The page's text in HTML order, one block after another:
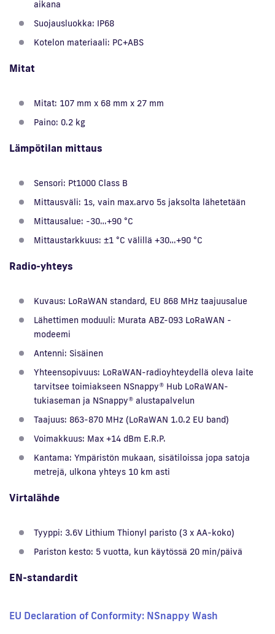
aikana
Suojausluokka: IP68
Kotelon materiaali: PC+ABS
Mitat
Mitat: 107 mm x 68 mm x 27 mm
Paino: 0.2 kg
Lämpötilan mittaus
Sensori: Pt1000 Class B
Mittausväli: 1s, vain max.arvo 5s jaksolta lähetetään
Mittausalue: -30…+90 °C
Mittaustarkkuus: ±1 °C välillä +30…+90 °C
Radio-yhteys
Kuvaus: LoRaWAN standard, EU 868 MHz taajuusalue
Lähettimen moduuli: Murata ABZ-093 LoRaWAN -
modeemi
Antenni: Sisäinen
Yhteensopivuus: LoRaWAN-radioyhteydellä oleva laite
tarvitsee toimiakseen NSnappy® Hub LoRaWAN-
tukiaseman ja NSnappy® alustapalvelun
Taajuus: 863-870 MHz (LoRaWAN 1.0.2 EU band)
Voimakkuus: Max +14 dBm E.R.P.
Kantama: Ympäristön mukaan, sisätiloissa jopa satoja
metrejä, ulkona yhteys 10 km asti
Virtalähde
Tyyppi: 3.6V Lithium Thionyl paristo (3 x AA-koko)
Pariston kesto: 5 vuotta, kun käytössä 20 min/päivä
EN-standardit
EU Declaration of Conformity: NSnappy Wash